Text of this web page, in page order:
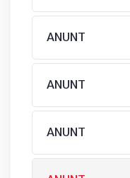
ANUNT
ANUNT
ANUNT